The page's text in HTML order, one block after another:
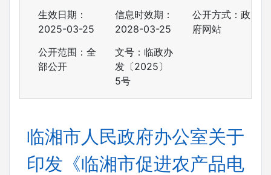
生效日期：
2025-03-25
信息时效期：
2028-03-25
公开方式：政
府网站
公开范围：全
部公开
文号：临政办
发〔2025〕
5号
临湘市人民政府办公室关于
印发《临湘市促进农产品电